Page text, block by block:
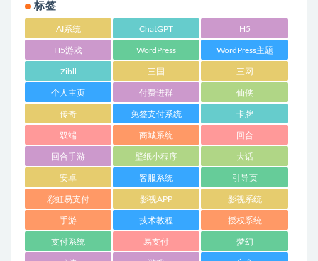
标签
AI系统 ChatGPT H5
H5游戏 WordPress WordPress主题
Zibll 三国 三网
个人主页 付费进群 仙侠
传奇 免签支付系统 卡牌
双端 商城系统 回合
回合手游 壁纸小程序 大话
安卓 客服系统 引导页
彩虹易支付 影视APP 影视系统
手游 技术教程 授权系统
支付系统 易支付 梦幻